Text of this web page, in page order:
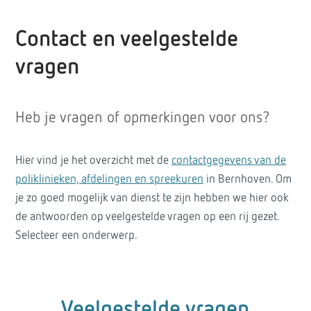
Contact en veelgestelde
vragen
Heb je vragen of opmerkingen voor ons?
Hier vind je het overzicht met de contactgegevens van de
poliklinieken, afdelingen en spreekuren in Bernhoven. Om
je zo goed mogelijk van dienst te zijn hebben we hier ook
de antwoorden op veelgestelde vragen op een rij gezet.
Selecteer een onderwerp.